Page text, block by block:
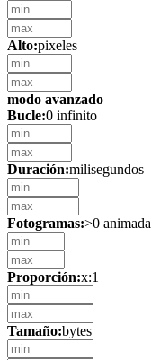
Alto:pixeles
modo avanzado
Bucle:0 infinito
Duración:milisegundos
Fotogramas:>0 animada
Proporción:x:1
Tamaño:bytes